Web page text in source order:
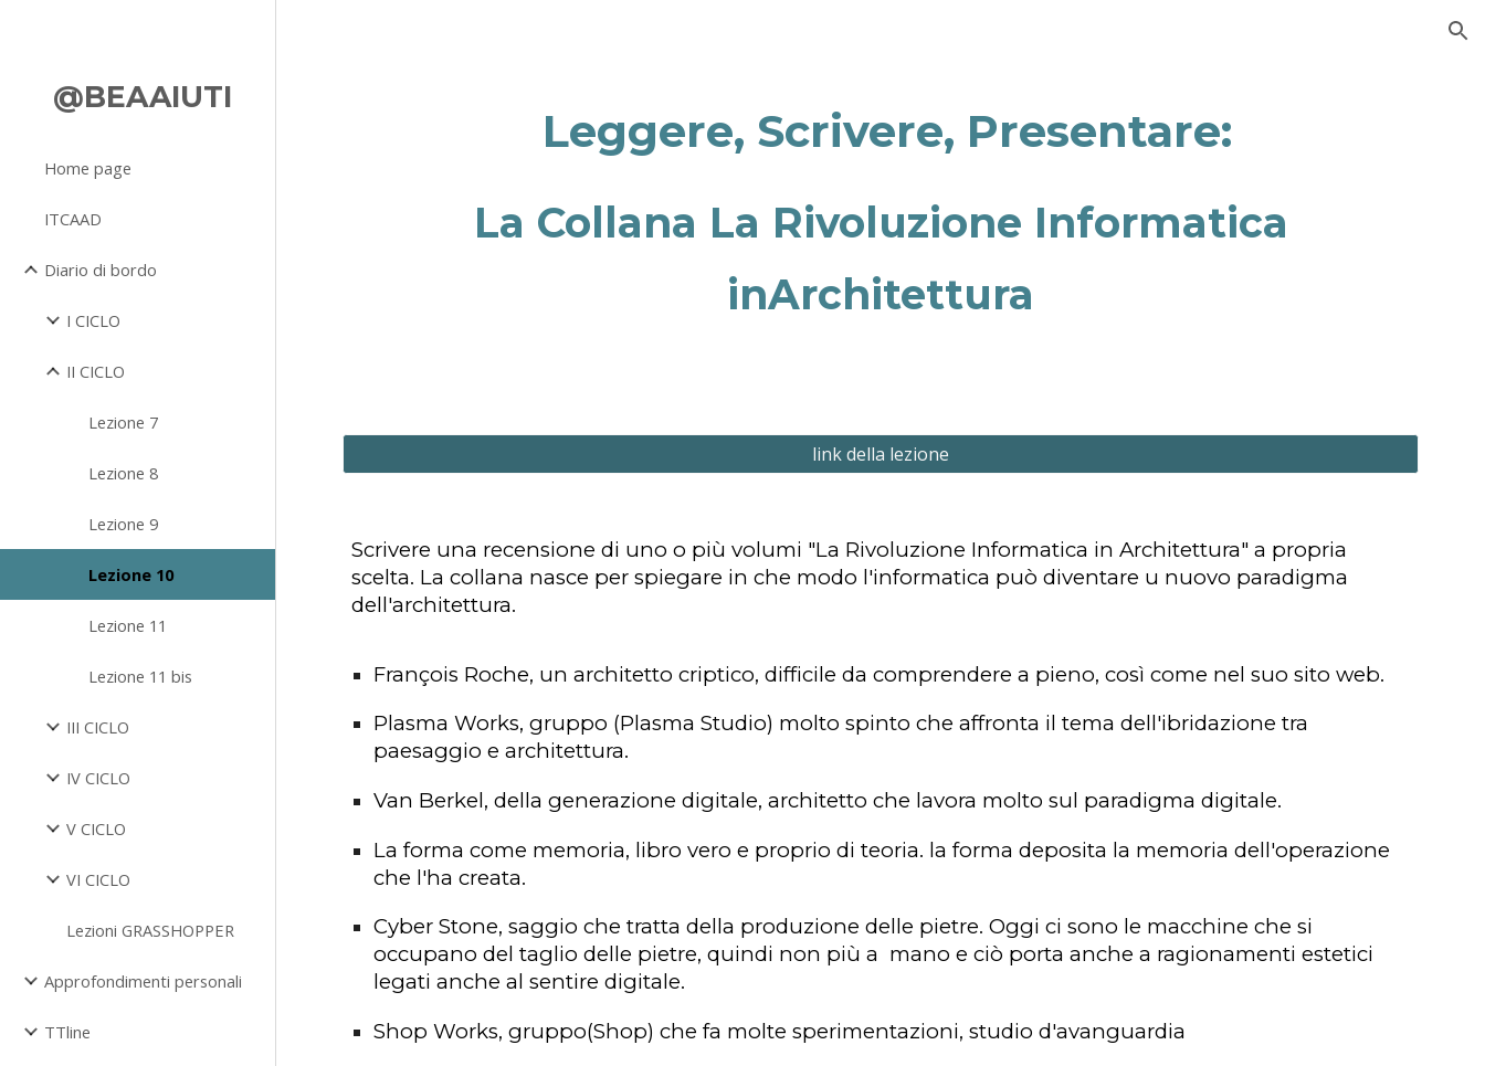
@BEAAIUTI
Home page
ITCAAD
Diario di bordo
I CICLO
II CICLO
Lezione 7
Lezione 8
Lezione 9
Lezione 10
Lezione 11
Lezione 11 bis
III CICLO
IV CICLO
V CICLO
VI CICLO
Lezioni GRASSHOPPER
Approfondimenti personali
TTline
Leggere, Scrivere, Presentare:
La Collana La Rivoluzione Informatica
inArchitettura
link della lezione
Scrivere una recensione di uno o più volumi "La Rivoluzione Informatica in Architettura" a propria
scelta. La collana nasce per spiegare in che modo l'informatica può diventare u nuovo paradigma
dell'architettura.
François Roche, un architetto criptico, difficile da comprendere a pieno, così come nel suosito web.
Plasma Works, gruppo (Plasma Studio) molto spinto che affronta il tema dell'ibridazione tra
paesaggioearchitettura.
Van Berkel, della generazione digitale, architetto che lavora molto sul paradigma digitale.
La forma come memoria, libro vero e proprio di teoria. la forma deposita la memoria dell'operazione
che l'ha creata.
Cyber Stone, saggio che tratta della produzione delle pietre. Oggi ci sono le macchine che si
occupano del taglio delle pietre, quindi non più a mano e ciò porta anche a ragionamenti estetici
legati anche al sentire digitale.
Shop Works, gruppo(Shop) che fa molte sperimentazioni, studio d'avanguardia